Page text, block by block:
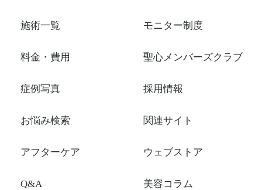
施術一覧
料金・費用
症例写真
お悩み検索
アフターケア
Q&A
モニター制度
聖心メンバーズクラブ
採用情報
関連サイト
ウェブストア
美容コラム